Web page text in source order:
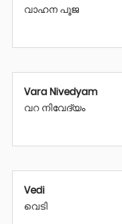
വാഹന പൂജ
Vara Nivedyam
വറ നിവേദ്യം
Vedi
വെടി